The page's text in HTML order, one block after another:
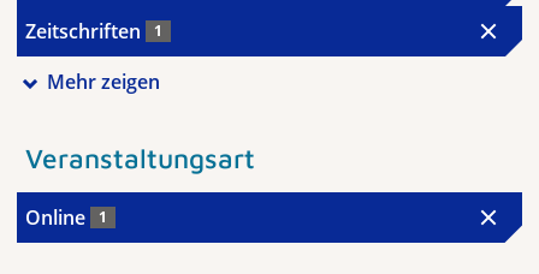
Zeitschriften 1
Mehr zeigen
Veranstaltungsart
Online 1